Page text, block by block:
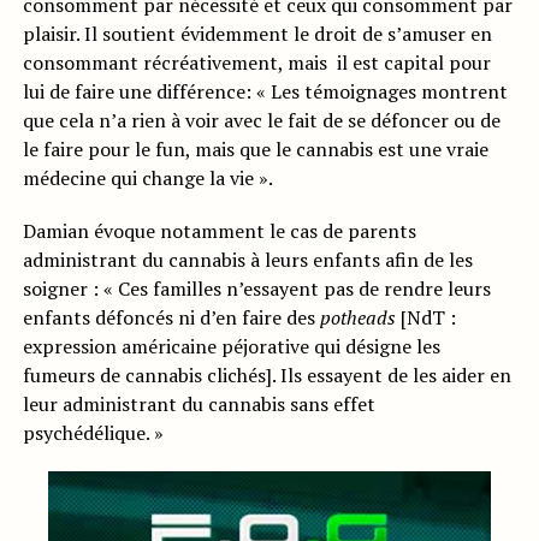
plaisir. Il soutient évidemment le droit de s’amuser en
consommant récréativement, mais il est capital pour
lui de faire une différence: « Les témoignages montrent
que cela n’a rien à voir avec le fait de se défoncer ou de
le faire pour le fun, mais que le cannabis est une vraie
médecine qui change la vie ».
Damian évoque notamment le cas de parents
administrant du cannabis à leurs enfants afin de les
soigner : « Ces familles n’essayent pas de rendre leurs
enfants défoncés ni d’en faire despotheads[NdT :
expression américaine péjorative qui désigne les
fumeurs de cannabis clichés]. Ils essayent de les aider en
leur administrant du cannabis sans effet
psychédélique. »